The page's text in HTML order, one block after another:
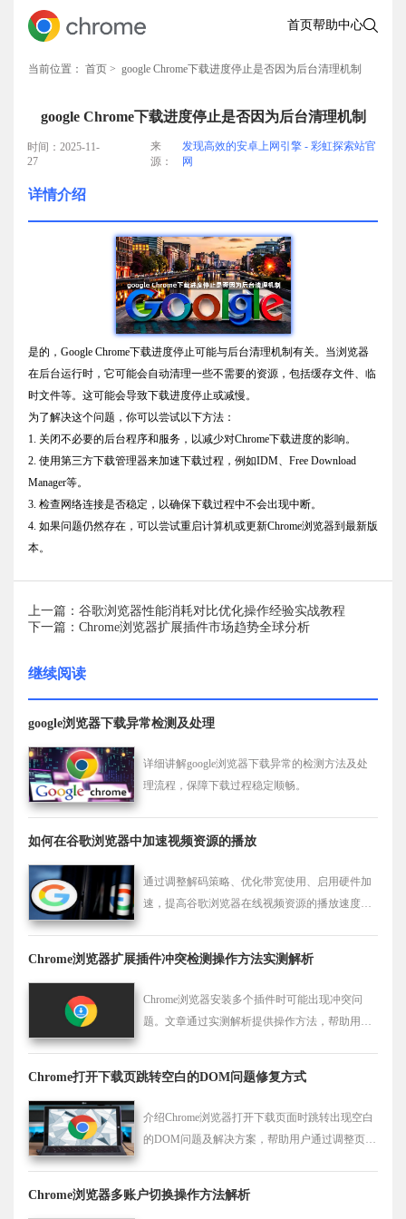
首页帮助中心
当前位置： 首页 > google Chrome下载进度停止是否因为后台清理机制
google Chrome下载进度停止是否因为后台清理机制
时间：2025-11-
27
来
源：
发现高效的安卓上网引擎 - 彩虹探索站官
网
详情介绍
是的，Google Chrome下载进度停止可能与后台清理机制有关。当浏览器
在后台运行时，它可能会自动清理一些不需要的资源，包括缓存文件、临
时文件等。这可能会导致下载进度停止或减慢。
为了解决这个问题，你可以尝试以下方法：
1. 关闭不必要的后台程序和服务，以减少对Chrome下载进度的影响。
2. 使用第三方下载管理器来加速下载过程，例如IDM、Free Download
Manager等。
3. 检查网络连接是否稳定，以确保下载过程中不会出现中断。
4. 如果问题仍然存在，可以尝试重启计算机或更新Chrome浏览器到最新版
本。
上一篇：谷歌浏览器性能消耗对比优化操作经验实战教程
下一篇：Chrome浏览器扩展插件市场趋势全球分析
继续阅读
google浏览器下载异常检测及处理
详细讲解google浏览器下载异常的检测方法及处
理流程，保障下载过程稳定顺畅。
如何在谷歌浏览器中加速视频资源的播放
通过调整解码策略、优化带宽使用、启用硬件加
速，提高谷歌浏览器在线视频资源的播放速度，
Chrome浏览器扩展插件冲突检测操作方法实测解析
Chrome浏览器安装多个插件时可能出现冲突问
题。文章通过实测解析提供操作方法，帮助用户
Chrome打开下载页跳转空白的DOM问题修复方式
介绍Chrome浏览器打开下载页面时跳转出现空白
的DOM问题及解决方案，帮助用户通过调整页面
Chrome浏览器多账户切换操作方法解析